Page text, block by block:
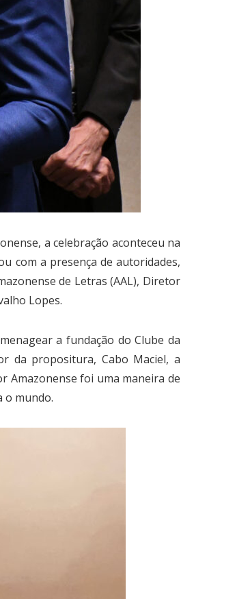
a celebração aconteceu na
com a presença de autoridades,
de Letras (AAL), Diretor
Lopes.
a fundação do Clube da
da propositura, Cabo Maciel, a
Amazonense foi uma maneira de
o mundo.